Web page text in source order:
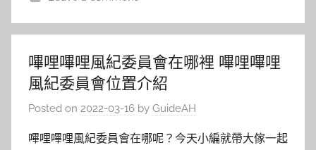
嗶哩嗶哩風紀委員會在哪裡 嗶哩嗶哩
風紀委員會位置介紹
Posted on 2022-03-16 by GuideAH
嗶哩嗶哩風紀委員會在哪呢？今天小編就帶大傢一起